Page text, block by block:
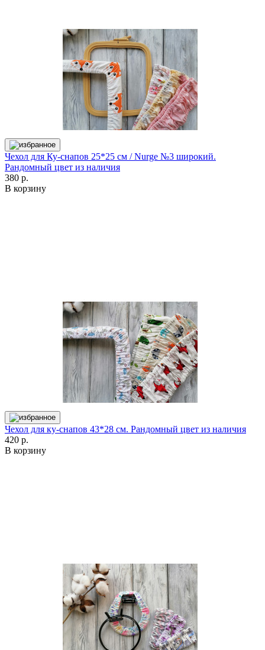
Чехол для Ку-снапов 25*25 см / Nurge №3 широкий.
Рандомный цвет из наличия
380 р.
В корзину
Чехол для ку-снапов 43*28 см. Рандомный цвет из наличия
420 р.
В корзину